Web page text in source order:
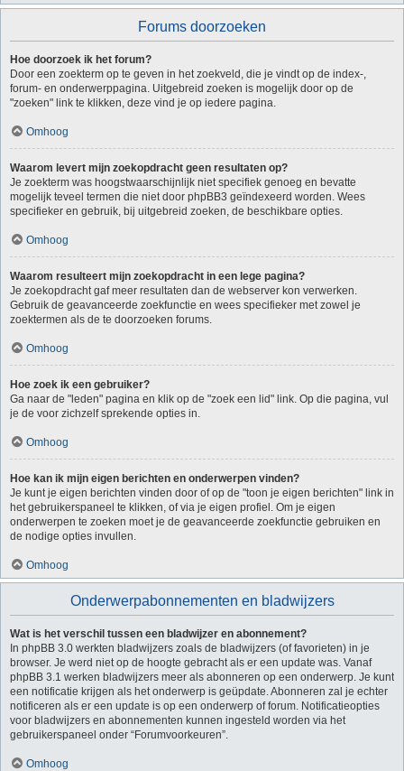
Forums doorzoeken
Hoe doorzoek ik het forum?
Door een zoekterm op te geven in het zoekveld, die je vindt op de index-,
forum- en onderwerppagina. Uitgebreid zoeken is mogelijk door op de
"zoeken" link te klikken, deze vind je op iedere pagina.
Omhoog
Waarom levert mijn zoekopdracht geen resultaten op?
Je zoekterm was hoogstwaarschijnlijk niet specifiek genoeg en bevatte
mogelijk teveel termen die niet door phpBB3 geïndexeerd worden. Wees
specifieker en gebruik, bij uitgebreid zoeken, de beschikbare opties.
Omhoog
Waarom resulteert mijn zoekopdracht in een lege pagina?
Je zoekopdracht gaf meer resultaten dan de webserver kon verwerken.
Gebruik de geavanceerde zoekfunctie en wees specifieker met zowel je
zoektermen als de te doorzoeken forums.
Omhoog
Hoe zoek ik een gebruiker?
Ga naar de "leden" pagina en klik op de "zoek een lid" link. Op die pagina, vul
je de voor zichzelf sprekende opties in.
Omhoog
Hoe kan ik mijn eigen berichten en onderwerpen vinden?
Je kunt je eigen berichten vinden door of op de "toon je eigen berichten" link in
het gebruikerspaneel te klikken, of via je eigen profiel. Om je eigen
onderwerpen te zoeken moet je de geavanceerde zoekfunctie gebruiken en
de nodige opties invullen.
Omhoog
Onderwerpabonnementen en bladwijzers
Wat is het verschil tussen een bladwijzer en abonnement?
In phpBB 3.0 werkten bladwijzers zoals de bladwijzers (of favorieten) in je
browser. Je werd niet op de hoogte gebracht als er een update was. Vanaf
phpBB 3.1 werken bladwijzers meer als abonneren op een onderwerp. Je kunt
een notificatie krijgen als het onderwerp is geüpdate. Abonneren zal je echter
notificeren als er een update is op een onderwerp of forum. Notificatieopties
voor bladwijzers en abonnementen kunnen ingesteld worden via het
gebruikerspaneel onder “Forumvoorkeuren”.
Omhoog